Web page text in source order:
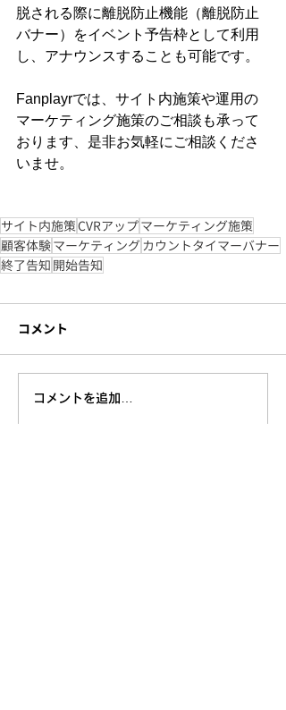
脱される際に離脱防止機能（離脱防止
バナー）をイベント予告枠として利用
し、アナウンスすることも可能です。
Fanplayrでは、サイト内施策や運用の
マーケティング施策のご相談も承って
おります、是非お気軽にご相談くださ
いませ。
サイト内施策CVRアップマーケティング施策
顧客体験マーケティング カウントタイマーバナー
終了告知 開始告知
コメント
コメントを追加…